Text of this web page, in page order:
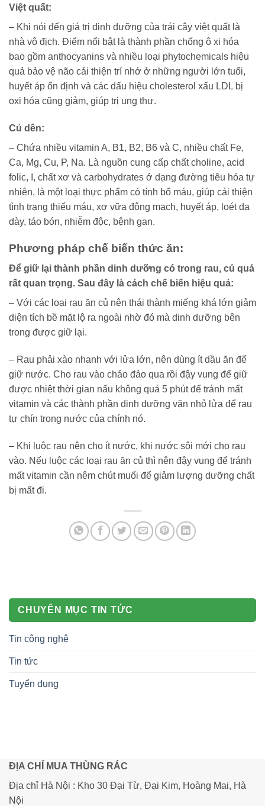
Việt quất:
– Khi nói đến giá trị dinh dưỡng của trái cây việt quất là
nhà vô địch. Điểm nổi bật là thành phần chống ô xi hóa
bao gồm anthocyanins và nhiều loại phytochemicals hiệu
quả bảo vệ não cải thiện trí nhớ ở những người lớn tuổi,
huyết áp ổn định và các dấu hiệu cholesterol xấu LDL bị
oxi hóa cũng giảm, giúp trị ung thư.
Củ dền:
– Chứa nhiều vitamin A, B1, B2, B6 và C, nhiều chất Fe,
Ca, Mg, Cu, P, Na. Là nguồn cung cấp chất choline, acid
folic, I, chất xơ và carbohydrates ở dạng đường tiêu hóa tự
nhiên, là một loại thực phẩm có tính bổ máu, giúp cải thiện
tình trạng thiếu máu, xơ vữa động mạch, huyết áp, loét dạ
dày, táo bón, nhiễm độc, bệnh gan.
Phương pháp chế biến thức ăn:
Để giữ lại thành phần dinh dưỡng có trong rau, củ quả
rất quan trọng. Sau đây là cách chế biến hiệu quả:
– Với các loại rau ăn củ nên thái thành miếng khá lớn giảm
diện tích bề mặt lộ ra ngoài nhờ đó mà dinh dưỡng bên
trong được giữ lại.
– Rau phải xào nhanh với lửa lớn, nên dùng ít dầu ăn để
giữ nước. Cho rau vào chảo đảo qua rồi đậy vung để giữ
được nhiệt thời gian nấu không quá 5 phút để tránh mất
vitamin và các thành phần dinh dưỡng vặn nhỏ lửa để rau
tự chín trong nước của chính nó.
– Khi luộc rau nên cho ít nước, khi nước sôi mới cho rau
vào. Nếu luộc các loại rau ăn củ thì nên đậy vung để tránh
mất vitamin cần nêm chút muối để giảm lượng dưỡng chất
bị mất đi.
CHUYÊN MỤC TIN TỨC
Tin công nghệ
Tin tức
Tuyển dụng
ĐỊA CHỈ MUA THÙNG RÁC
Địa chỉ Hà Nội : Kho 30 Đại Từ, Đại Kim, Hoàng Mai, Hà
Nội